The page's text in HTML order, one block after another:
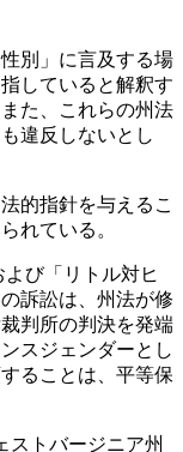
別」に言及する場
していると解釈す
た、これらの州法
違反しないとし
的指針を与えるこ
れている。
よび「リトル対ヒ
訴訟は、州法が修
判所の判決を発端
スジェンダーとし
ることは、平等保
ストバージニア州